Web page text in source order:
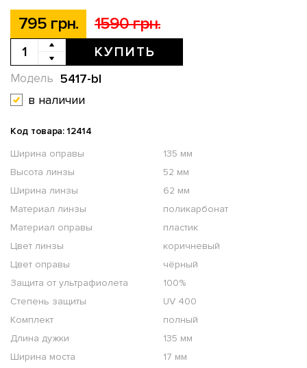
795 грн. 1590 грн.
КУПИТЬ
5417-bl
Модель
в наличии
Код товара: 12414
Ширина оправы
135 мм
Высота линзы
52 мм
Ширина линзы
62 мм
Материал линзы
поликарбонат
Материал оправы
пластик
Цвет линзы
коричневый
Цвет оправы
чёрный
Защита от ультрафиолета
100%
Степень защиты
UV 400
Комплект
полный
Длина дужки
135 мм
Ширина моста
17 мм